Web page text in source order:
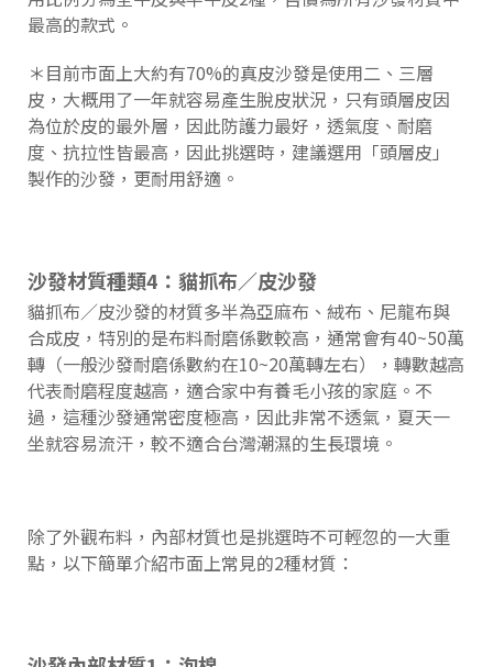
最高的款式。
＊目前市面上大約有70%的真皮沙發是使用二、三層
皮，大概用了一年就容易產生脫皮狀況，只有頭層皮因
為位於皮的最外層，因此防護力最好，透氣度、耐磨
度、抗拉性皆最高，因此挑選時，建議選用「頭層皮」
製作的沙發，更耐用舒適。
沙發材質種類4：貓抓布／皮沙發
貓抓布／皮沙發的材質多半為亞麻布、絨布、尼龍布與
合成皮，特別的是布料耐磨係數較高，通常會有40~50萬
轉（一般沙發耐磨係數約在10~20萬轉左右），轉數越高
代表耐磨程度越高，適合家中有養毛小孩的家庭。不
過，這種沙發通常密度極高，因此非常不透氣，夏天一
坐就容易流汗，較不適合台灣潮濕的生長環境。
除了外觀布料，內部材質也是挑選時不可輕忽的一大重
點，以下簡單介紹市面上常見的2種材質：